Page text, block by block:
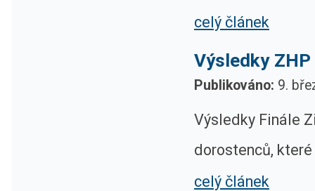
celý článek
Výsledky
Publikováno: 9.
Výsledky Finále
dorostenců,
celý článek